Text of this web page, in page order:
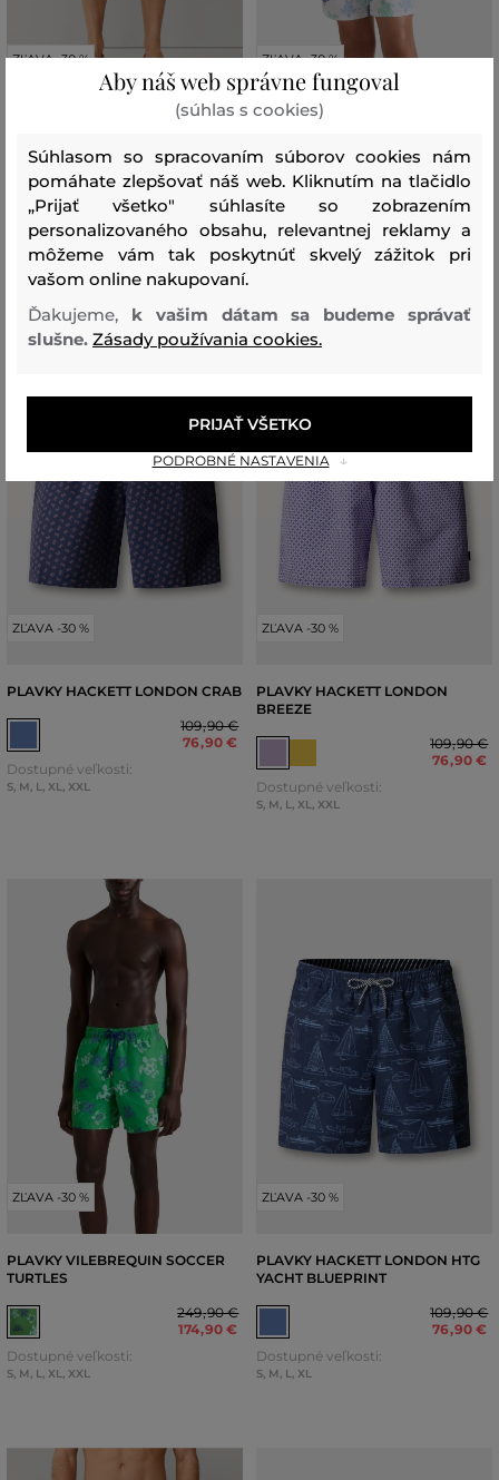
ZĽAVA -30 %
PLAVKY HACKETT LONDON
109
90 €
76, 90 €
Dostupné veľkosti:
, L, XL, XXL
ZĽAVA -30 %
PLAVKY VILEBREQUIN TORTUES
249 ,90 €
174,90 €
S, M, L, XXL, XXXL
ZĽAVA -30 %
PLAVKY HACKETT LONDON CRAB
109,90 €
76,90 €
Dostupné veľkosti:
S, M, L, XL, XXL
ZĽAVA -30 %
PLAVKY HACKETT LONDON
BREEZE
109,90 €
76,90 €
Dostupné veľkosti:
S, M, L, XL, XXL
ZĽAVA -30 %
PLAVKY VILEBREQUIN SOCCER
TURTLES
249,90 €
174,90 €
Dostupné veľkosti:
S, M, L, XL, XXL
ZĽAVA -30 %
PLAVKY HACKETT LONDON HTG
YACHT BLUEPRINT
109,90 €
76,90 €
Dostupné veľkosti:
S, M, L, XL
Aby náš web správne fungoval
(súhlas s cookies)
Súhlasom so spracovaním súborov cookies nám
pomáhate zlepšovať náš web. Kliknutím na tlačidlo
„Prijať všetko" súhlasíte so zobrazením
personalizovaného obsahu, relevantnej reklamy a
môžeme vám tak poskytnúť skvelý zážitok pri
vašom online nakupovaní.
Ďakujeme, k vašim dátam sa budeme správať
slušne. Zásady používania cookies.
PODROBNÉ NASTAVENIA
PRIJAŤ VŠETKO